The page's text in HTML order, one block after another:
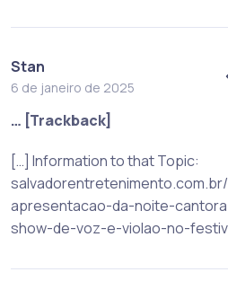
Stan
6 de janeiro de 2025
… [Trackback]
[…] Information to that Topic:
apresentacao-da-noite-
show-de-voz-e-violao-no-